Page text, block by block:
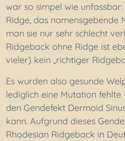
war so simpel wie
Ridge, das namensgebende
man sie nur sehr schlecht
Ridgeback ohne Ridge ist
vieler) kein „richtiger
Es wurden also gesunde
lediglich eine Mutation fehlte
den Gendefekt Dermoid
kann. Aufgrund dieses
Rhodesian Ridgeback in